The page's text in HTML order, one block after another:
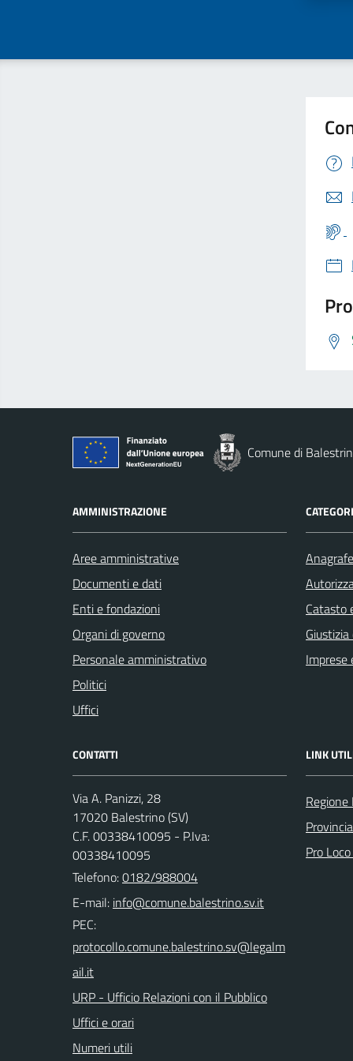
Comune di
AMMINISTRAZIONE
Aree amministrative
Documenti e dati
Enti e fondazioni
Organi di governo
Personale amministrativo
Politici
Uffici
Catasto
Imprese
CONTATTI
Via A. Panizzi, 28
17020 Balestrino (SV)
C.F. 00338410095 - P.Iva:
00338410095
Telefono:0182/988004
E-mail:
PEC:
URP - Ufficio Relazioni con il Pubblico
Uffici e orari
Numeri utili
LINK
Regione
Pro